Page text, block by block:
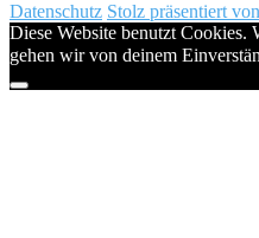
Datenschutz Stolz präsentiert
Diese Website benutzt Cookies.
gehen wir von deinem